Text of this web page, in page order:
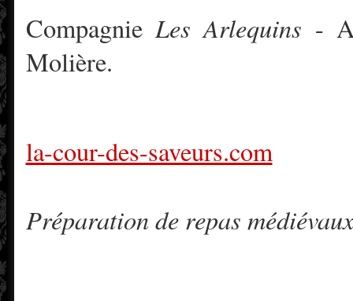
CompagnieLes Arlequins -
Molière.
la-cour-des-saveurs.com
Préparation de repas